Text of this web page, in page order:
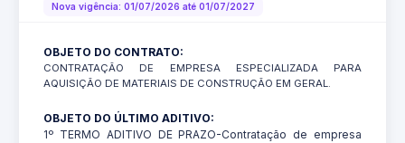
Nova vigência: 01/07/2026 até 01/07/2027
OBJETO DO CONTRATO:
CONTRATAÇÃO DE EMPRESA ESPECIALIZADA PARA
AQUISIÇÃO DE MATERIAIS DE CONSTRUÇÃO EM GERAL.
OBJETO DO ÚLTIMO ADITIVO:
1º TERMO ADITIVO DE PRAZO-Contratação de empresa